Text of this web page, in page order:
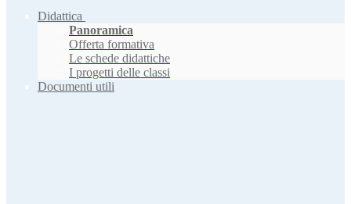
Didattica
Panoramica
Offerta formativa
Le schede didattiche
I progetti delle classi
Documenti utili